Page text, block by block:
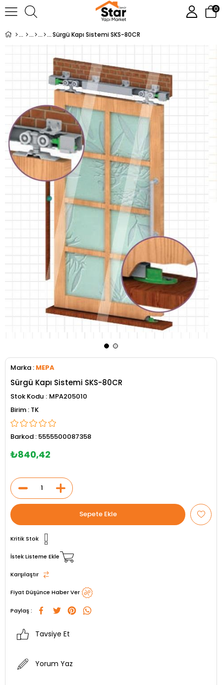
0
Sürgü Kapı Sistemi SKS-80CR
Marka : MEPA
Sürgü Kapı Sistemi SKS-80CR
Stok Kodu
MPA205010
TK
Barkod : 5555500087358
₺840,42
Kritik Stok
İstek Listeme Ekle
Karşılaştır
Fiyat Düşünce Haber Ver
Paylaş :
Tavsiye Et
Yorum Yaz